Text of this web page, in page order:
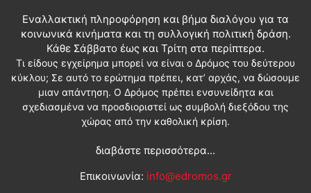
Εναλλακτική πληροφόρηση και βήμα διαλόγου για τα
κοινωνικά κινήματα και τη συλλογική πολιτική δράση.
Κάθε Σάββατο έως και Τρίτη στα περίπτερα.
Τι είδους εγχείρημα μπορεί να είναι ο Δρόμος του δεύτερου
κύκλου; Σε αυτό το ερώτημα πρέπει, κατ’ αρχάς, να δώσουμε
μιαν απάντηση. Ο Δρόμος πρέπει ενσυνείδητα και
σχεδιασμένα να προσδιοριστεί ως συμβολή διεξόδου της
χώρας από την καθολική κρίση.
διαβάστε περισσότερα...
Επικοινωνία: info@edromos.gr